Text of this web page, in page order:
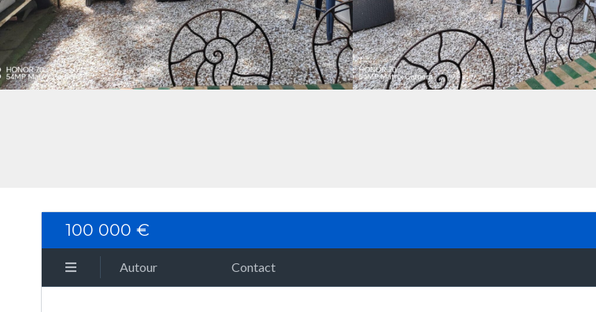
Identifiant
Mot de passe
100 000 €
Autour Contact